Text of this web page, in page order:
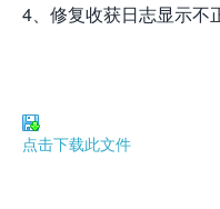
4、修复收获日志显示不
点击下载此文件